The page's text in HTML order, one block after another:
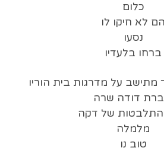
כלום
הם לא חיקו לו
נסעו
ברחו בלעדיו
על מדרגות בית הוריו
דודה שרה
התלבטות של דקה
מלמלה
טוב נו